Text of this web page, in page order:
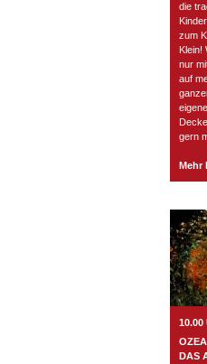
die
zum
Klein!
nur
auf
gern
Mehr
10.00
DAS